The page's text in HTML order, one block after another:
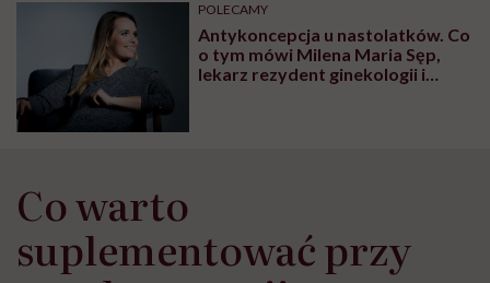
głupota i brak
wyobraźni"
POLECAMY
Antykoncepcja u nastolatków. Co
o tym mówi Milena Maria Sęp,
lekarz rezydent ginekologii i
Co warto
suplementować przy